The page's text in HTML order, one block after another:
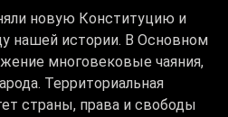
новую Конституцию и
нашей истории. В Основном
многовековые чаяния,
​Территориальная
страны, права и свободы